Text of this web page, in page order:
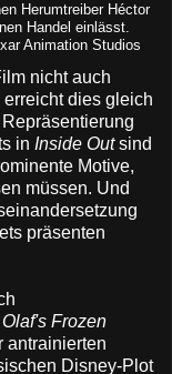
Herumtreiber Héctor
Handel einlässt.
Animation Studios
nicht auch
erreicht dies gleich
in Inside Outsind
Motive,
müssen. Und
präsenten
Olaf's Frozen
antrainierten
Disney-Plot